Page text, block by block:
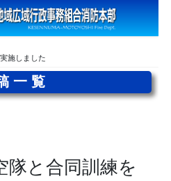
施しました
一覧
隊と合同訓練を